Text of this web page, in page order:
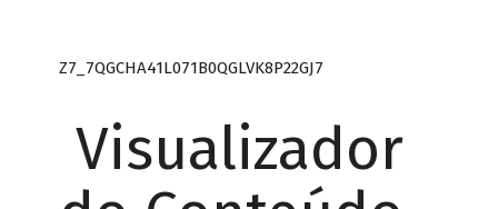
Z7_7QGCHA41L071B0QGLVK8P22GJ7
Visualizador